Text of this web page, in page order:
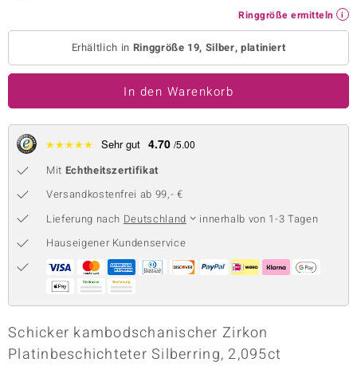
BY DE MELO
Collection
Classics
Ringgröße ermitteln
Erhältlich in Ringgröße 19, Silber, platiniert
In den Warenkorb
★★★★★ Sehr gut 4.70 /5.00
Mit Echtheitszertifikat
Versandkostenfrei ab 99,- €
Lieferung nach Deutschland
innerhalb von 1-3 Tagen
Hauseigener Kundenservice
Schicker kambodschanischer Zirkon
Platinbeschichteter Silberring, 2,095ct